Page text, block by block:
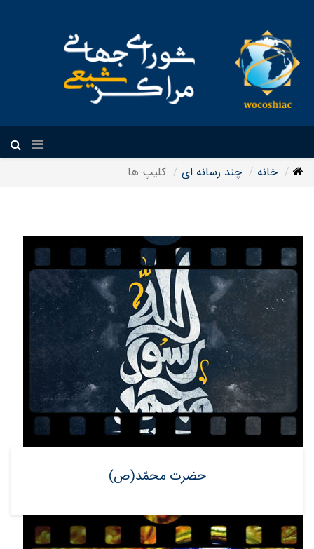
خانه چند رسانه ای کلیپ ها
حضرت محمّد(ص)